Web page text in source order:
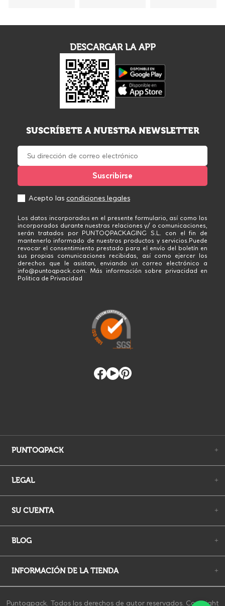
DESCARGAR LA APP
SUSCRÍBETE A NUESTRA NEWSLETTER
Acepto las condiciones legales
Los datos incorporados en el presente formulario, así como los
incorporados durante nuestras relaciones y/ o comunicaciones,
serán tratados por PUNTOQPACKAGING S.L. con el fin de
mantenerlo informado de nuestros productos y servicios.Puede
revocar el consentimiento prestado para el envío del boletín en
sus propias comunicaciones recibidas, así como ejercer los
derechos que le asistan, enviando un correo electrónico a
info@puntoqpack.com. Más información sobre privacidad en
Politica de Privacidad
PUNTOQPACK +
LEGAL +
SU CUENTA +
BLOG +
INFORMACIÓN DE LA TIENDA +
Puntoqpack. Todos los derechos de autor reservados. Copyright